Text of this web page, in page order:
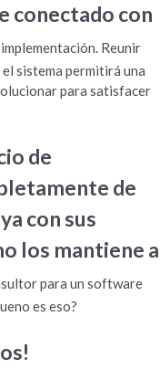
conectado con
Reunir
sistema permitirá una
para satisfacer
de
de
con sus
los mantiene a
para un software
es eso?